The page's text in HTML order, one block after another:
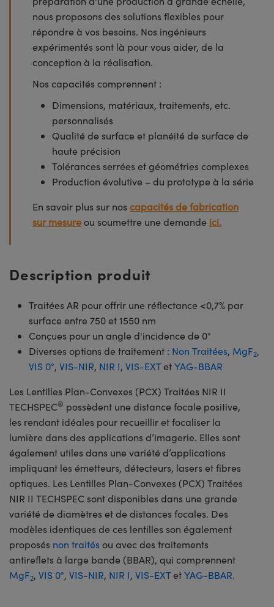
nous proposons des solutions flexibles pour
répondre à vos besoins. Nos ingénieurs
expérimentés sont là pour vous aider, de la
conception à la réalisation.
Nos capacités comprennent :
Dimensions, matériaux, traitements, etc.
personnalisés
Qualité de surface et planéité de surface de
haute précision
Tolérances serrées et géométries complexes
Production évolutive – du prototype à la série
En savoir plus sur nos capacités de fabrication
sur mesure ou soumettre une demande ici.
Description produit
Traitées AR pour offrir une réflectance <0,7% par
surface entre 750 et 1550 nm
Conçues pour un angle d'incidence de 0°
Diverses options de traitement : Non Traitées, MgF2,
VIS 0°, VIS-NIR, NIR I, VIS-EXTetYAG-BBAR
Les Lentilles Plan-Convexes (PCX) Traitées NIR II
TECHSPEC® possèdent une distance focale positive,
les rendant idéales pour recueillir et focaliser la
lumière dans des applications d’imagerie. Elles sont
également utiles dans une variété d’applications
impliquant les émetteurs, détecteurs, lasers et fibres
optiques. Les Lentilles Plan-Convexes (PCX) Traitées
NIR II TECHSPEC sont disponibles dans une grande
variété de diamètres et de distances focales. Des
modèles identiques de ces lentilles son également
proposés non traités ou avec des traitements
antireflets à large bande (BBAR), qui comprennent
MgF2, VIS 0°, VIS-NIR, NIR I, VIS-EXTetYAG-BBAR.